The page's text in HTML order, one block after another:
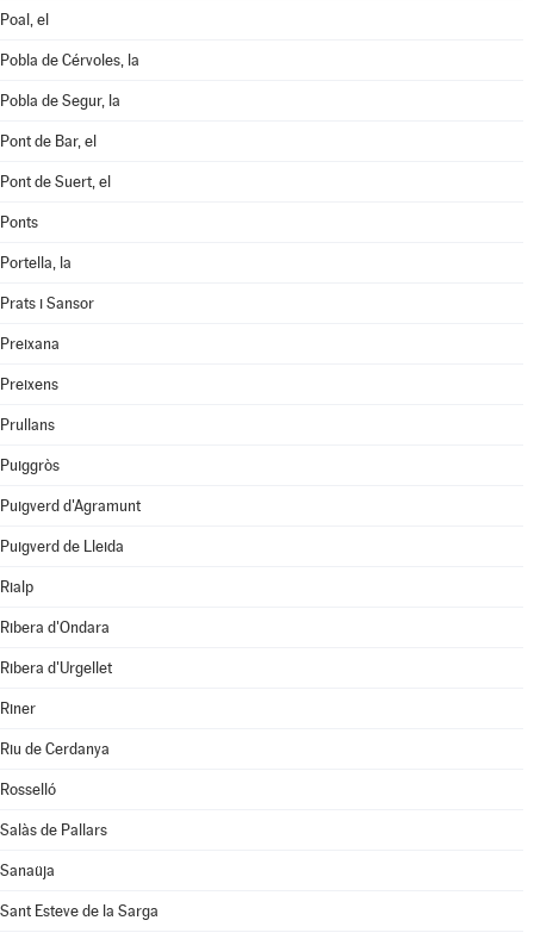
Poal, el
Pobla de Cérvoles, la
Pobla de Segur, la
Pont de Bar, el
Pont de Suert, el
Ponts
Portella, la
Prats i Sansor
Preixana
Preixens
Prullans
Puiggròs
Puigverd d'Agramunt
Puigverd de Lleida
Rialp
Ribera d'Ondara
Ribera d'Urgellet
Riner
Riu de Cerdanya
Rosselló
Salàs de Pallars
Sanaüja
Sant Esteve de la Sarga